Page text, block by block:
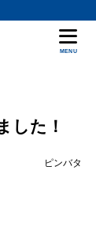
MENU
した！
ピンバタ